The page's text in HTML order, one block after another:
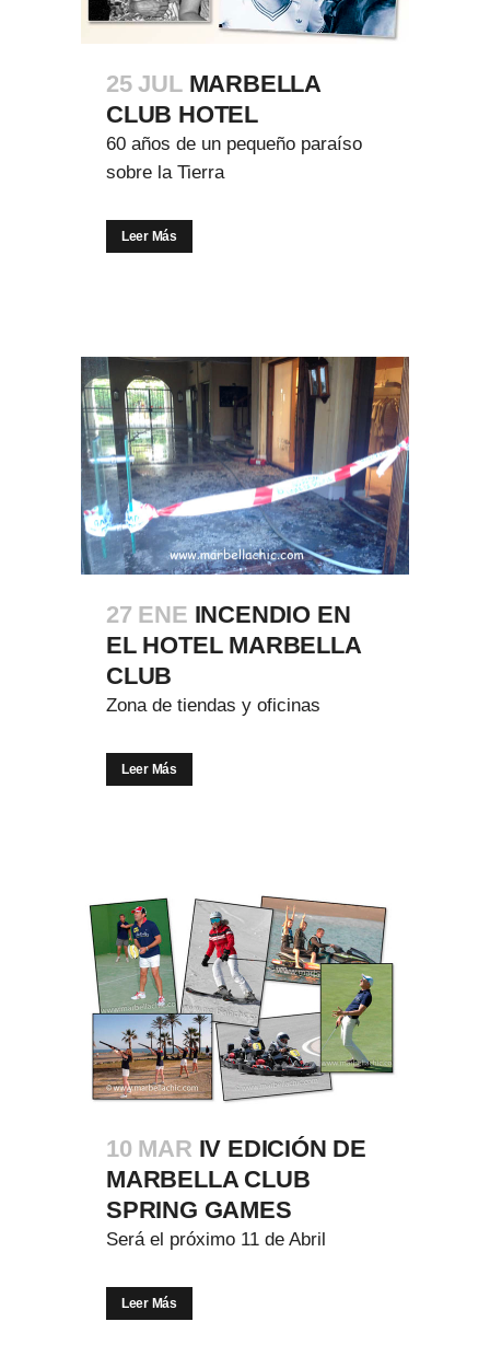
25 JUL MARBELLA
CLUB HOTEL
60 años de un pequeño paraíso
sobre la Tierra
Leer Más
27 ENE INCENDIO EN
EL HOTEL MARBELLA
CLUB
Zona de tiendas y oficinas
Leer Más
10 MAR IV EDICIÓN DE
MARBELLA CLUB
SPRING GAMES
Será el próximo 11 de Abril
Leer Más